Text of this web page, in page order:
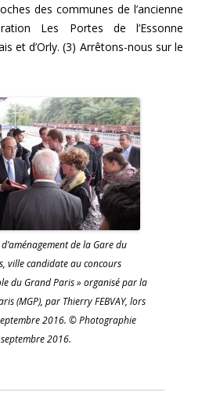
des communes de l’ancienne
Les Portes de l’Essonne
et d’Orly. (3) Arrêtons-nous sur le
de la Gare du
ville candidate au concours
du Grand Paris » organisé par la
(MGP), par Thierry FEBVAY, lors
2016. © Photographie
2016.